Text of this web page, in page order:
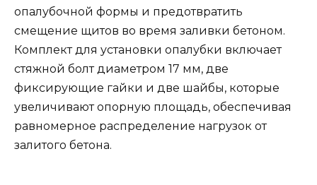
опалубочной формы и предотвратить
смещение щитов во время заливки бетоном.
Комплект для установки опалубки включает
стяжной болт диаметром 17 мм, две
фиксирующие гайки и две шайбы, которые
увеличивают опорную площадь, обеспечивая
равномерное распределение нагрузок от
залитого бетона.